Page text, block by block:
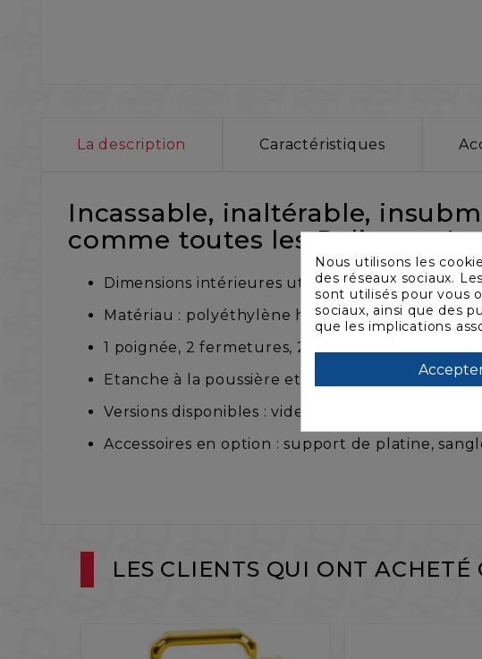
La description Caractéristiques
Incassable, inaltérable,
comme toutes les Pelicases !
Dimensions intérieures utiles (mm) : 238 x 184 x
Matériau : polyéthylène haute résistance injecté
1 poignée, 2 fermetures, 2 anneaux pour
Etanche à la poussière et à l'immersion (indice
Versions disponibles : vide, avec mousse
Accessoires en option : support de platine,
LES CLIENTS QUI ONT
Nous utilisons les
des réseaux sociaux.
sont utilisés pour vous
sociaux, ainsi que des
que les implications